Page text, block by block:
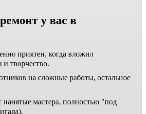
у вас в
приятен, когда вложил
творчество.
на сложные работы, остальное
нанятые мастера, полностью "под